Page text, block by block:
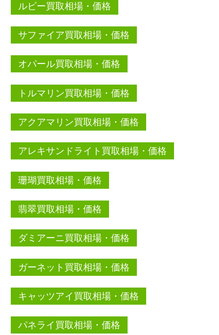
ルビー買取相場・価格
サファイア買取相場・価格
オパール買取相場・価格
トルマリン買取相場・価格
アクアマリン買取相場・価格
アレキサンドライト買取相場・価格
珊瑚買取相場・価格
翡翠買取相場・価格
ダミアーニ買取相場・価格
ガーネット買取相場・価格
キャッツアイ買取相場・価格
パネライ買取相場・価格